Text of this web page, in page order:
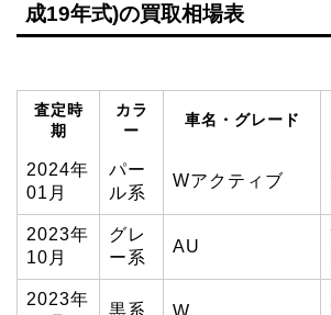
成19年式)の買取相場表
査定時
期
カラ
ー
車名・グレード
2024年
01月
パー
ル系
Wアクティブ
2023年
10月
グレ
ー系
AU
2023年
黒系 W